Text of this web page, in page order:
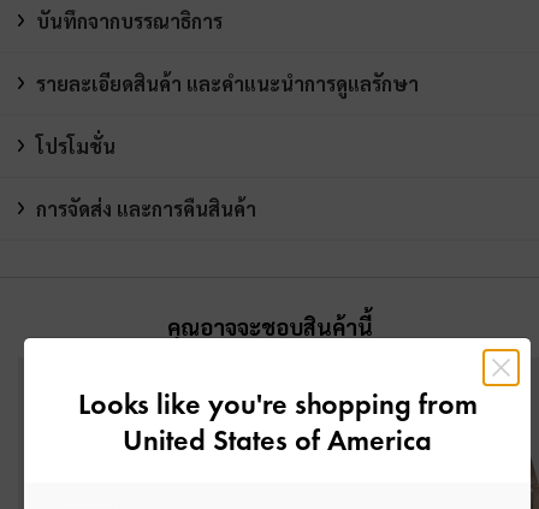
บันทึกจากบรรณาธิการ
รายละเอียดสินค้า และคำแนะนำการดูแลรักษา
โปรโมชั่น
การจัดส่ง และการคืนสินค้า
คุณอาจจะชอบสินค้านี้
Looks like you're shopping from
United States of America